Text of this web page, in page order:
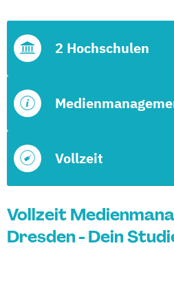
Vollzeit
2 Hochschulen
Vollzeit
Dresden - Dein